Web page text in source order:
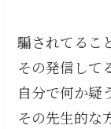
騙されてるこ
その発信して
自分で何か疑
その先生的な